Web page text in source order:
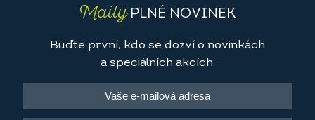
MailyPLNÉ NOVINEK
Buďte první, kdo se dozví o novinkách
a speciálních akcích.